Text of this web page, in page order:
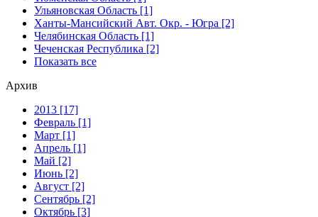
Ульяновская Область [1]
Ханты-Мансийский Авт. Окр. - Югра [2]
Челябинская Область [1]
Чеченская Республика [2]
Показать все
Архив
2013 [17]
Февраль [1]
Март [1]
Апрель [1]
Май [2]
Июнь [2]
Август [2]
Сентябрь [2]
Октябрь [3]